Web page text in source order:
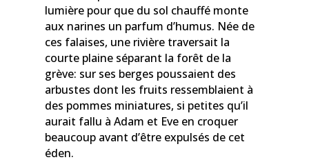
lumière pour que du sol chauffé monte
aux narines un parfum d’humus. Née de
ces falaises, une rivière traversait la
courte plaine séparant la forêt de la
grève: sur ses berges poussaient des
arbustes dont les fruits ressemblaient à
des pommes miniatures, si petites qu’il
aurait fallu à Adam et Eve en croquer
beaucoup avant d’être expulsés de cet
éden.